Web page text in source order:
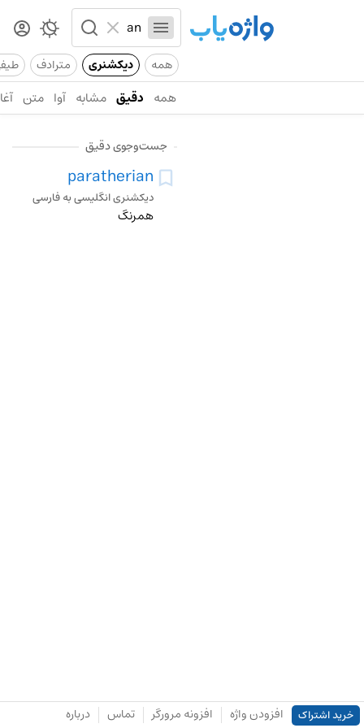
همه دیکشنری مترادف
همه دقیق مشابه آوا متن
جست‌وجوی دقیق
paratherian
دیکشنری انگلیسی به فارسی
همرنگ
خرید اشتراک افزودن واژه افزونه مرورگر تماس درباره